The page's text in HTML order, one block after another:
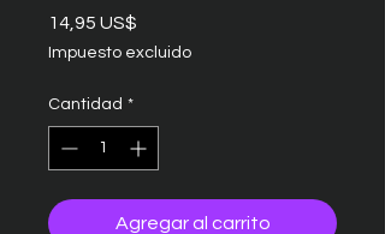
14,95 US$
Impuesto excluido
Cantidad *
Agregar al carrito